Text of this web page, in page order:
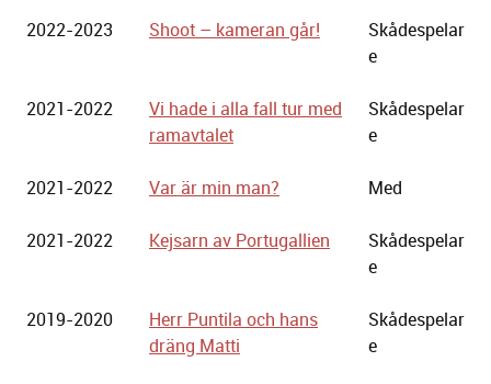
2022-2023 Shoot – kameran går!
Skådespelar
e
2021-2022
Vi hade i alla fall tur med
ramavtalet
Skådespelar
e
2021-2022 Var är min man? Med
2021-2022 Kejsarn av Portugallien
Skådespelar
e
2019-2020
Herr Puntila och hans
dräng Matti
Skådespelar
e